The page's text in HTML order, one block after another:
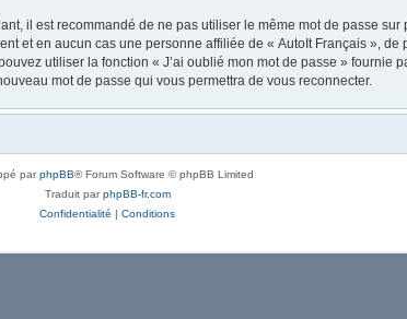
il est recommandé de ne pas utiliser le même mot de passe
et en aucun cas une personne affiliée de « AutoIt Français »,
utiliser la fonction « J’ai oublié mon mot de passe » fournie
mot de passe qui vous permettra de vous reconnecter.
parphpBB® Forum Software © phpBB Limited
Traduit parphpBB-fr.com
Confidentialité | Conditions